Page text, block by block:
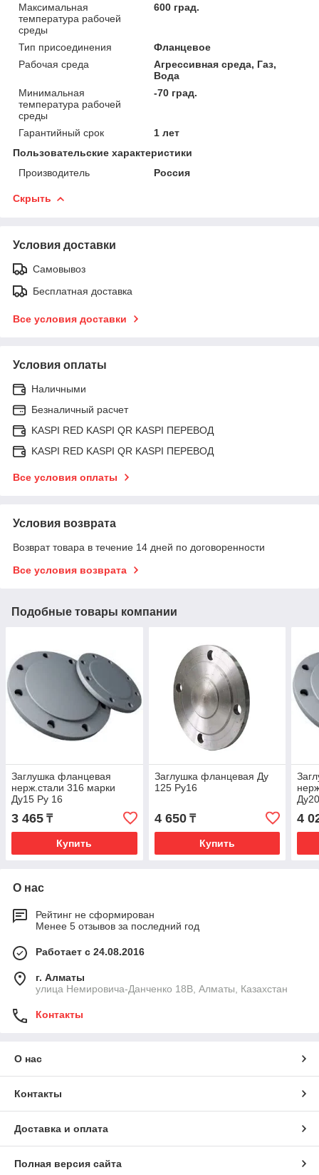
Максимальная
температура рабочей
среды
600 град.
Тип присоединения
Фланцевое
Рабочая среда
Агрессивная среда, Газ,
Вода
Минимальная
температура рабочей
среды
-70 град.
Гарантийный срок
1 лет
Пользовательские характеристики
Производитель
Россия
Скрыть
Условия доставки
Самовывоз
Бесплатная доставка
Все условия доставки
Условия оплаты
Наличными
Безналичный расчет
KASPI RED KASPI QR KASPI ПЕРЕВОД
KASPI RED KASPI QR KASPI ПЕРЕВОД
Все условия оплаты
Условия возврата
Возврат товара в течение 14 дней по договоренности
Все условия возврата
Подобные товары компании
Заглушка фланцевая
нерж.стали 316 марки
Ду15 Ру 16
3 465 ₸
Купить
Заглушка фланцевая Ду
125 Ру16
4 650₸
Купить
4
О нас
Рейтинг не сформирован
Менее 5 отзывов за последний год
Работает с 24.08.2016
г. Алматы
улица Немировича-Данченко 18В, Алматы, Казахстан
Контакты
О нас
Контакты
Доставка и оплата
Полная версия сайта